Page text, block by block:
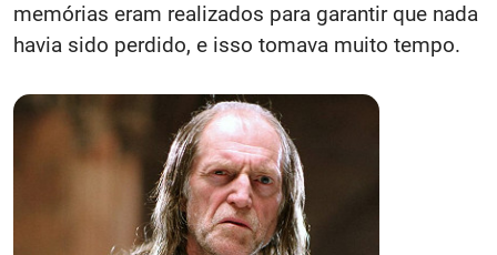
memórias eram realizados para garantir que nada
havia sido perdido, e isso tomava muito tempo.